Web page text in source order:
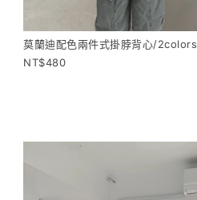
莫蘭迪配色兩件式掛脖背心/2colors
480